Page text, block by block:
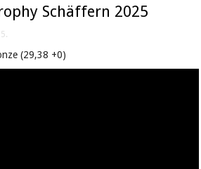
Schäffern 2025
.
(29,38 +0)